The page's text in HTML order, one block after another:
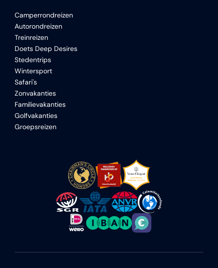
Camperrondreizen
Autorondreizen
Treinreizen
Doets Deep Desires
Stedentrips
Wintersport
Safari's
Zonvakanties
Familievakanties
Golfvakanties
Groepsreizen